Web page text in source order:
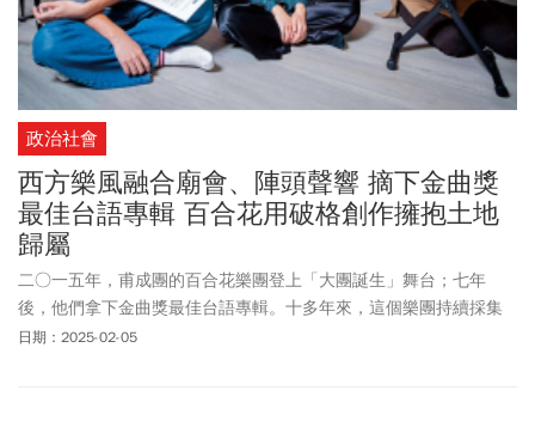
政治社會
西方樂風融合廟會、陣頭聲響 摘下金曲獎
最佳台語專輯 百合花用破格創作擁抱土地
歸屬
二○一五年，甫成團的百合花樂團登上「大團誕生」舞台；七年
後，他們拿下金曲獎最佳台語專輯。十多年來，這個樂團持續採集
台灣文化的DNA，在這片音樂產業的沃土上，開出一蕊珍奇豔麗的
日期：2025-02-05